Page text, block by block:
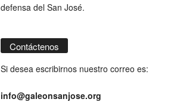
defensa del San José.
Contáctenos
Si desea escribirnos nuestro correo es:
info@galeonsanjose.org